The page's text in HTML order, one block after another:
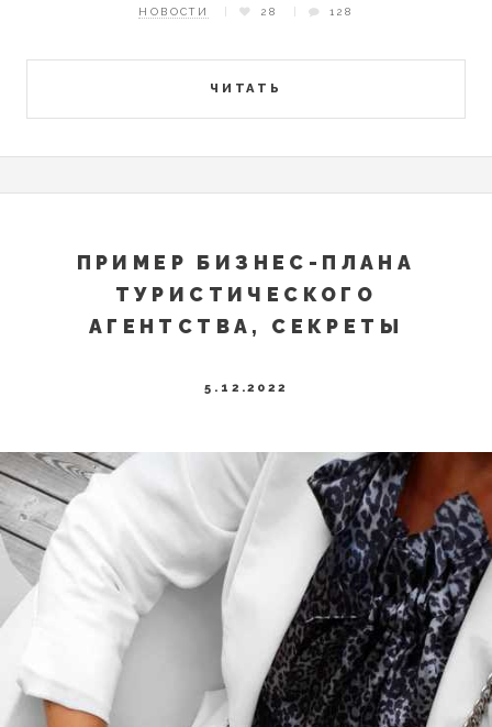
ЧИТАТЬ
НОВОСТИ 28 128
ПРИМЕР БИЗНЕС-ПЛАНА
ТУРИСТИЧЕСКОГО
АГЕНТСТВА, СЕКРЕТЫ
5.12.2022